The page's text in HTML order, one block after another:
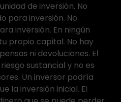
de inversión. No
para inversión. No
inversión. En ningún
propio capital. No hay
ni devoluciones. El
sustancial y no es
Un inversor podría
la inversión inicial. El